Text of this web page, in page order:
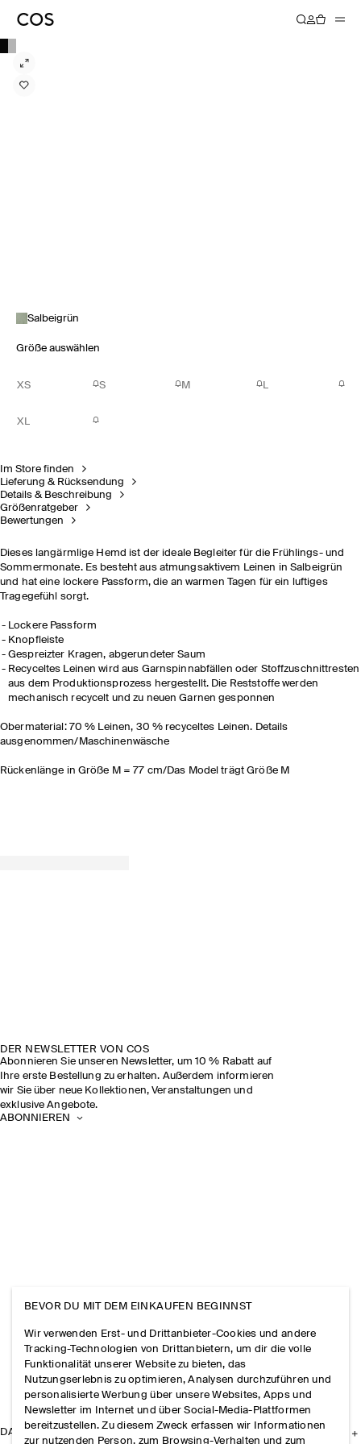
Salbeigrün
Größe auswählen
XS S M L
XL
Im Store finden
Lieferung & Rücksendung
Details & Beschreibung
Größenratgeber
Bewertungen
Dieses langärmlige Hemd ist der ideale Begleiter für die Frühlings- und
Sommermonate. Es besteht aus atmungsaktivem Leinen in Salbeigrün
und hat eine lockere Passform, die an warmen Tagen für ein luftiges
Tragegefühl sorgt.
Lockere Passform
Knopfleiste
Gespreizter Kragen, abgerundeter Saum
Recyceltes Leinen wird aus Garnspinnabfällen oder Stoffzuschnittresten
aus dem Produktionsprozess hergestellt. Die Reststoffe werden
mechanisch recycelt und zu neuen Garnen gesponnen
Obermaterial: 70 % Leinen, 30 % recyceltes Leinen. Details
ausgenommen/Maschinenwäsche
Rückenlänge in Größe M = 77 cm/Das Model trägt Größe M
DER NEWSLETTER VON COS
Abonnieren Sie unseren Newsletter, um 10 % Rabatt auf
Ihre erste Bestellung zu erhalten. Außerdem informieren
wir Sie über neue Kollektionen, Veranstaltungen und
exklusive Angebote.
ABONNIEREN
DAS UNTERNEHMEN
BEVOR DU MIT DEM EINKAUFEN BEGINNST
Wir verwenden Erst- und Drittanbieter-Cookies und andere
Tracking-Technologien von Drittanbietern, um dir die volle
Funktionalität unserer Website zu bieten, das
Nutzungserlebnis zu optimieren, Analysen durchzuführen und
personalisierte Werbung über unsere Websites, Apps und
Newsletter im Internet und über Social-Media-Plattformen
bereitzustellen. Zu diesem Zweck erfassen wir Informationen
zur nutzenden Person, zum Browsing-Verhalten und zum